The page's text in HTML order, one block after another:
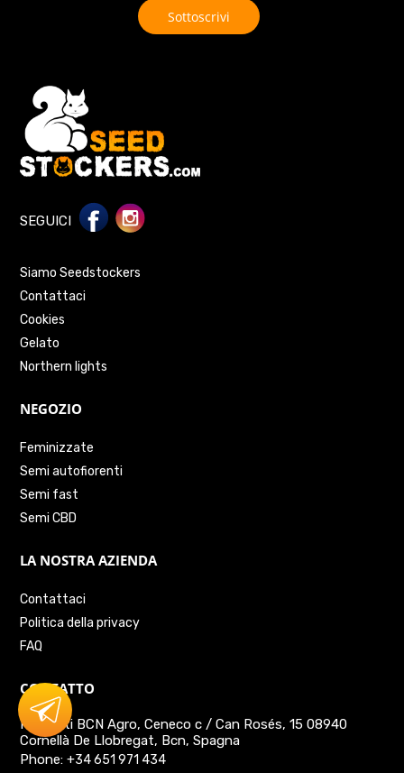
SEGUICI
Siamo Seedstockers
Contattaci
Cookies
Gelato
Northern lights
NEGOZIO
Feminizzate
Semi autofiorenti
Semi fast
Semi CBD
LA NOSTRA AZIENDA
Contattaci
Politica della privacy
FAQ
CONTATTO
Prodotti BCN Agro, Ceneco c / Can Rosés, 15 08940
Cornellà De Llobregat, Bcn, Spagna
Phone:+34 651 971 434